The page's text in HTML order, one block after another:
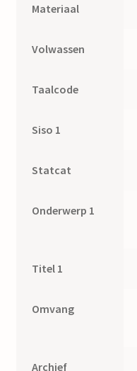
Materiaal
Volwassen
Taalcode
Siso 1
Statcat
Onderwerp 1
Titel 1
Omvang
Archief